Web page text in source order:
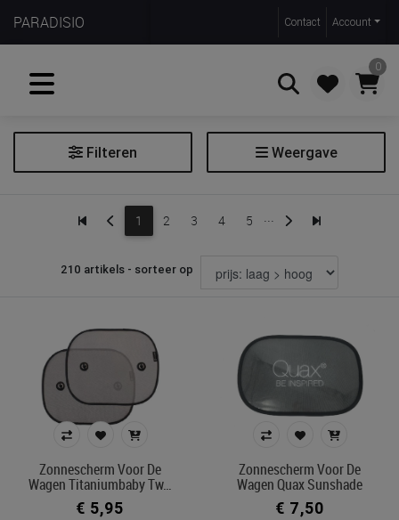
PARADISIO Contact Account
0
Zoeken
Filteren Weergave
Zonneproduct
Zonnescherm
Zonnescherm voor de wagen
€ 5 € 70
1 2 3 4 5 ...
210 artikels - sorteer op
Zonnescherm Voor De
Wagen Titaniumbaby Tw…
€ 5,95
Zonnescherm Voor De
Wagen Quax Sunshade
€ 7,50